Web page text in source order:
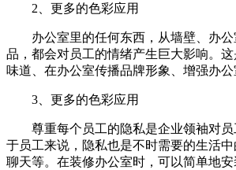
2、更多的色彩应用
办公室里的任何东西，从墙壁、办
品，都会对员工的情绪产生巨大影响。
味道、在办公室传播品牌形象、增强办公
3、更多的色彩应用
尊重每个员工的隐私是企业领袖对
于员工来说，隐私也是不时需要的生活
聊天等。在装修办公室时，可以简单地